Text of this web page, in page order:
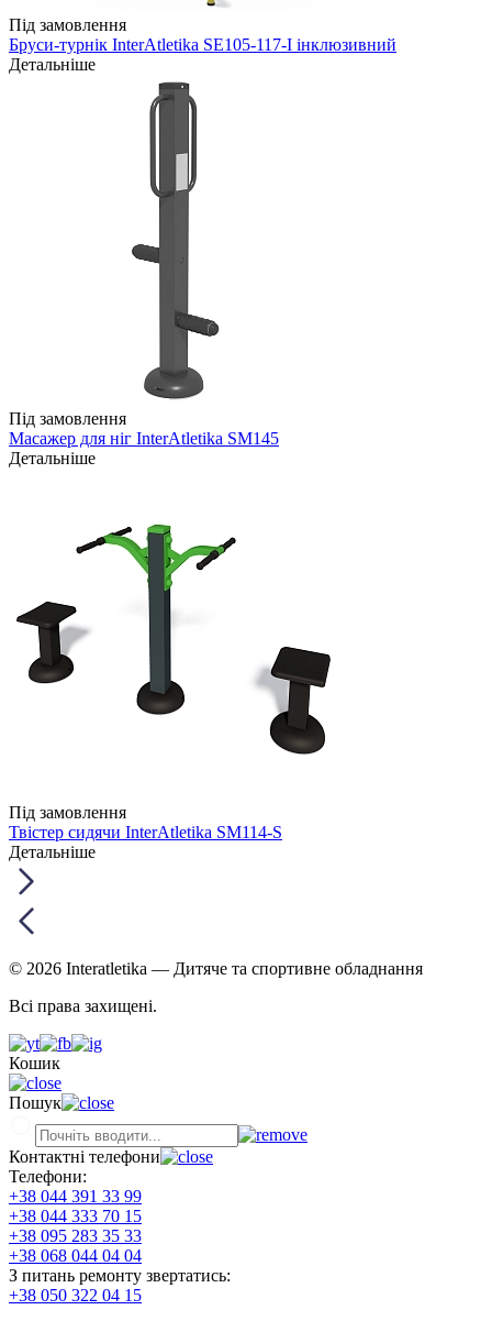
Під замовлення
Бруси-турнік InterAtletika SE105-117-I інклюзивний
Детальніше
Під замовлення
Масажер для ніг InterAtletika SM145
Детальніше
Під замовлення
Твістер сидячи InterAtletika SM114-S
Детальніше
© 2026 Interatletika — Дитяче та спортивне обладнання
Всі права захищені.
Кошик
Пошук
Контактні телефони
Телефони:
+38 044 391 33 99
+38 044 333 70 15
+38 095 283 35 33
+38 068 044 04 04
З питань ремонту звертатись:
+38 050 322 04 15